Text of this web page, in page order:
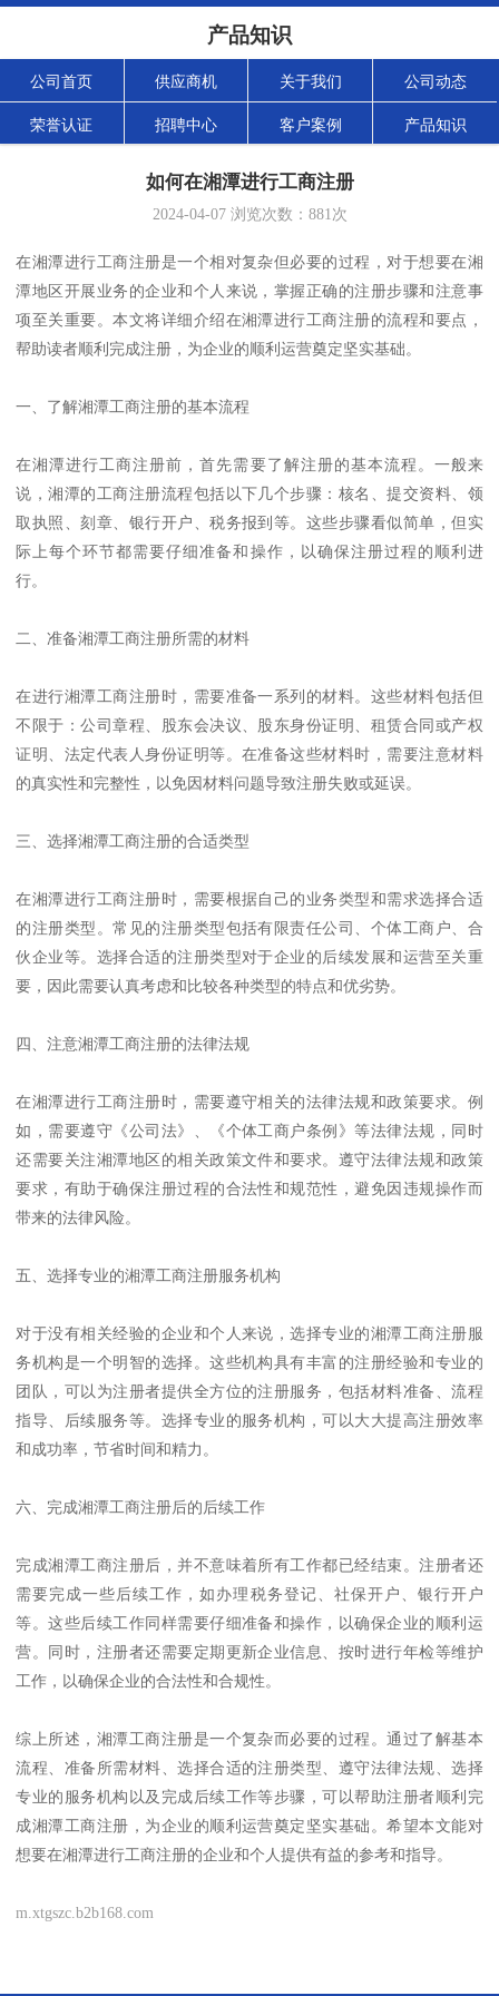
产品知识
公司首页 供应商机 关于我们 公司动态
荣誉认证 招聘中心 客户案例 产品知识
如何在湘潭进行工商注册
2024-04-07浏览次数： 881次
在湘潭进行工商注册是一个相对复杂但必要的过程，对于想要在湘
潭地区开展业务的企业和个人来说，掌握正确的注册步骤和注意事
项至关重要。本文将详细介绍在湘潭进行工商注册的流程和要点，
帮助读者顺利完成注册，为企业的顺利运营奠定坚实基础。
一、了解湘潭工商注册的基本流程
在湘潭进行工商注册前，首先需要了解注册的基本流程。一般来
说，湘潭的工商注册流程包括以下几个步骤：核名、提交资料、领
取执照、刻章、银行开户、税务报到等。这些步骤看似简单，但实
际上每个环节都需要仔细准备和操作，以确保注册过程的顺利进
行。
二、准备湘潭工商注册所需的材料
在进行湘潭工商注册时，需要准备一系列的材料。这些材料包括但
不限于：公司章程、股东会决议、股东身份证明、租赁合同或产权
证明、法定代表人身份证明等。在准备这些材料时，需要注意材料
的真实性和完整性，以免因材料问题导致注册失败或延误。
三、选择湘潭工商注册的合适类型
在湘潭进行工商注册时，需要根据自己的业务类型和需求选择合适
的注册类型。常见的注册类型包括有限责任公司、个体工商户、合
伙企业等。选择合适的注册类型对于企业的后续发展和运营至关重
要，因此需要认真考虑和比较各种类型的特点和优劣势。
四、注意湘潭工商注册的法律法规
在湘潭进行工商注册时，需要遵守相关的法律法规和政策要求。例
如，需要遵守《公司法》、《个体工商户条例》等法律法规，同时
还需要关注湘潭地区的相关政策文件和要求。遵守法律法规和政策
要求，有助于确保注册过程的合法性和规范性，避免因违规操作而
带来的法律风险。
五、选择专业的湘潭工商注册服务机构
对于没有相关经验的企业和个人来说，选择专业的湘潭工商注册服
务机构是一个明智的选择。这些机构具有丰富的注册经验和专业的
团队，可以为注册者提供全方位的注册服务，包括材料准备、流程
指导、后续服务等。选择专业的服务机构，可以大大提高注册效率
和成功率，节省时间和精力。
六、完成湘潭工商注册后的后续工作
完成湘潭工商注册后，并不意味着所有工作都已经结束。注册者还
需要完成一些后续工作，如办理税务登记、社保开户、银行开户
等。这些后续工作同样需要仔细准备和操作，以确保企业的顺利运
营。同时，注册者还需要定期更新企业信息、按时进行年检等维护
工作，以确保企业的合法性和合规性。
综上所述，湘潭工商注册是一个复杂而必要的过程。通过了解基本
流程、准备所需材料、选择合适的注册类型、遵守法律法规、选择
专业的服务机构以及完成后续工作等步骤，可以帮助注册者顺利完
成湘潭工商注册，为企业的顺利运营奠定坚实基础。希望本文能对
想要在湘潭进行工商注册的企业和个人提供有益的参考和指导。
m.xtgszc.b2b168.com